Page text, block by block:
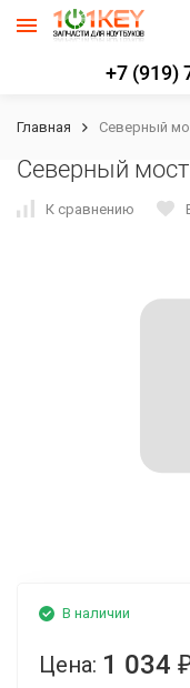
+7 (919)
Главная Северный
Северный мост
К сравнению
В наличии
Цена: 1 034